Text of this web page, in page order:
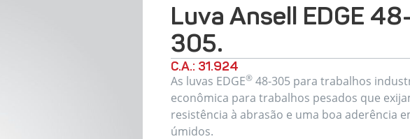
Luva Ansell EDGE
305.
C.A.: 31.924
As luvas EDGE®48-305 para trabalhos
econômica para trabalhos pesados que
resistência à abrasão e uma boa aderência
úmidos.